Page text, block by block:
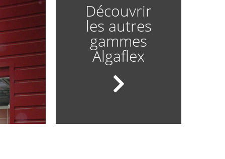
Découvrir
les autres
gammes
Algaflex